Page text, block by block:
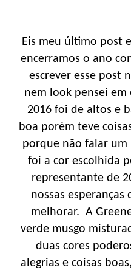
Eis meu último post
encerramos o ano
escrever esse post
nem look pensei em
2016 foi de altos e
boa porém teve
porque não falar um
foi a cor escolhida
representante de
nossas
melhorar. A
verde musgo
duas cores
alegrias e coisas